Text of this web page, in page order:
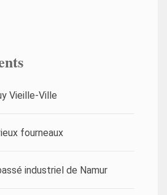
Vieille-Ville
fourneaux
industriel de Namur